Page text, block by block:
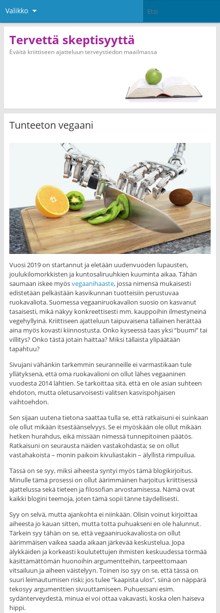
Valikko
Tervettä skeptisyyttä
Eväitä kriittiseen ajatteluun terveystiedon maailmassa
Tunteeton vegaani
Vuosi 2019 on startannut ja eletään uudenvuoden lupausten,
joulukilomorkkisten ja kuntosaliruuhkien kuuminta aikaa. Tähän
saumaan iskee myösvegaanihaaste, jossa nimensä mukaisesti
edistetään pelkästään kasvikunnan tuotteisiin perustuvaa
ruokavaliota. Suomessa vegaaniruokavalion suosio on kasvanut
tasaisesti, mikä näkyy konkreettisesti mm. kauppoihin ilmestyneinä
vegehyllyinä. Kriittiseen ajatteluun taipuvaisena tällainen herättää
aina myös kovasti kiinnostusta. Onko kyseessä taas yksi “buumi” tai
villitys? Onko tästä jotain haittaa? Miksi tällaista ylipäätään
tapahtuu?
Sivujani vähänkin tarkemmin seuranneille ei varmastikaan tule
yllätyksenä, että oma ruokavalioni on ollut lähes vegaaninen
vuodesta 2014 lähtien. Se tarkoittaa sitä, että en ole asian suhteen
ehdoton, mutta oletusarvoisesti valitsen kasvispohjaisen
vaihtoehdon.
Sen sijaan uutena tietona saattaa tulla se, että ratkaisuni ei suinkaan
ole ollut mikään itsestäänselvyys. Se ei myöskään ole ollut mikään
hetken hurahdus, eikä missään nimessä tunnepitoinen päätös.
Ratkaisuni on seurausta näiden vastakohdasta; se on ollut
vastahakoista – monin paikoin kivuliastakin – älyllistä rimpuilua.
Tässä on se syy, miksi aiheesta syntyi myös tämä blogikirjoitus.
Minulle tämä prosessi on ollut äärimmäinen harjoitus kriittisessä
ajattelussa sekä tieteen ja filosofian arvostamisessa. Nämä ovat
kaikki blogini teemoja, joten tämä sopii tänne täydellisesti.
Syy on selvä, mutta ajankohta ei niinkään. Olisin voinut kirjoittaa
aiheesta jo kauan sitten, mutta totta puhuakseni en ole halunnut.
Tärkein syy tähän on se, että vegaaniruokavaliosta on ollut
äärimmäisen vaikea saada aikaan järkevää keskustelua. Jopa
älykkäiden ja korkeasti koulutettujen ihmisten keskuudessa törmää
käsittämättömän huonoihin argumentteihin, tarpeettomaan
vitsailuun ja aiheen väistelyyn. Toinen iso syy on se, että tässä on
suuri leimautumisen riski; jos tulee “kaapista ulos”, siinä on näppärä
tekosyy argumenttien sivuuttamiseen. Puhuessani esim.
sydänterveydestä, minua ei voi ottaa vakavasti, koska olen haiseva
hippi.